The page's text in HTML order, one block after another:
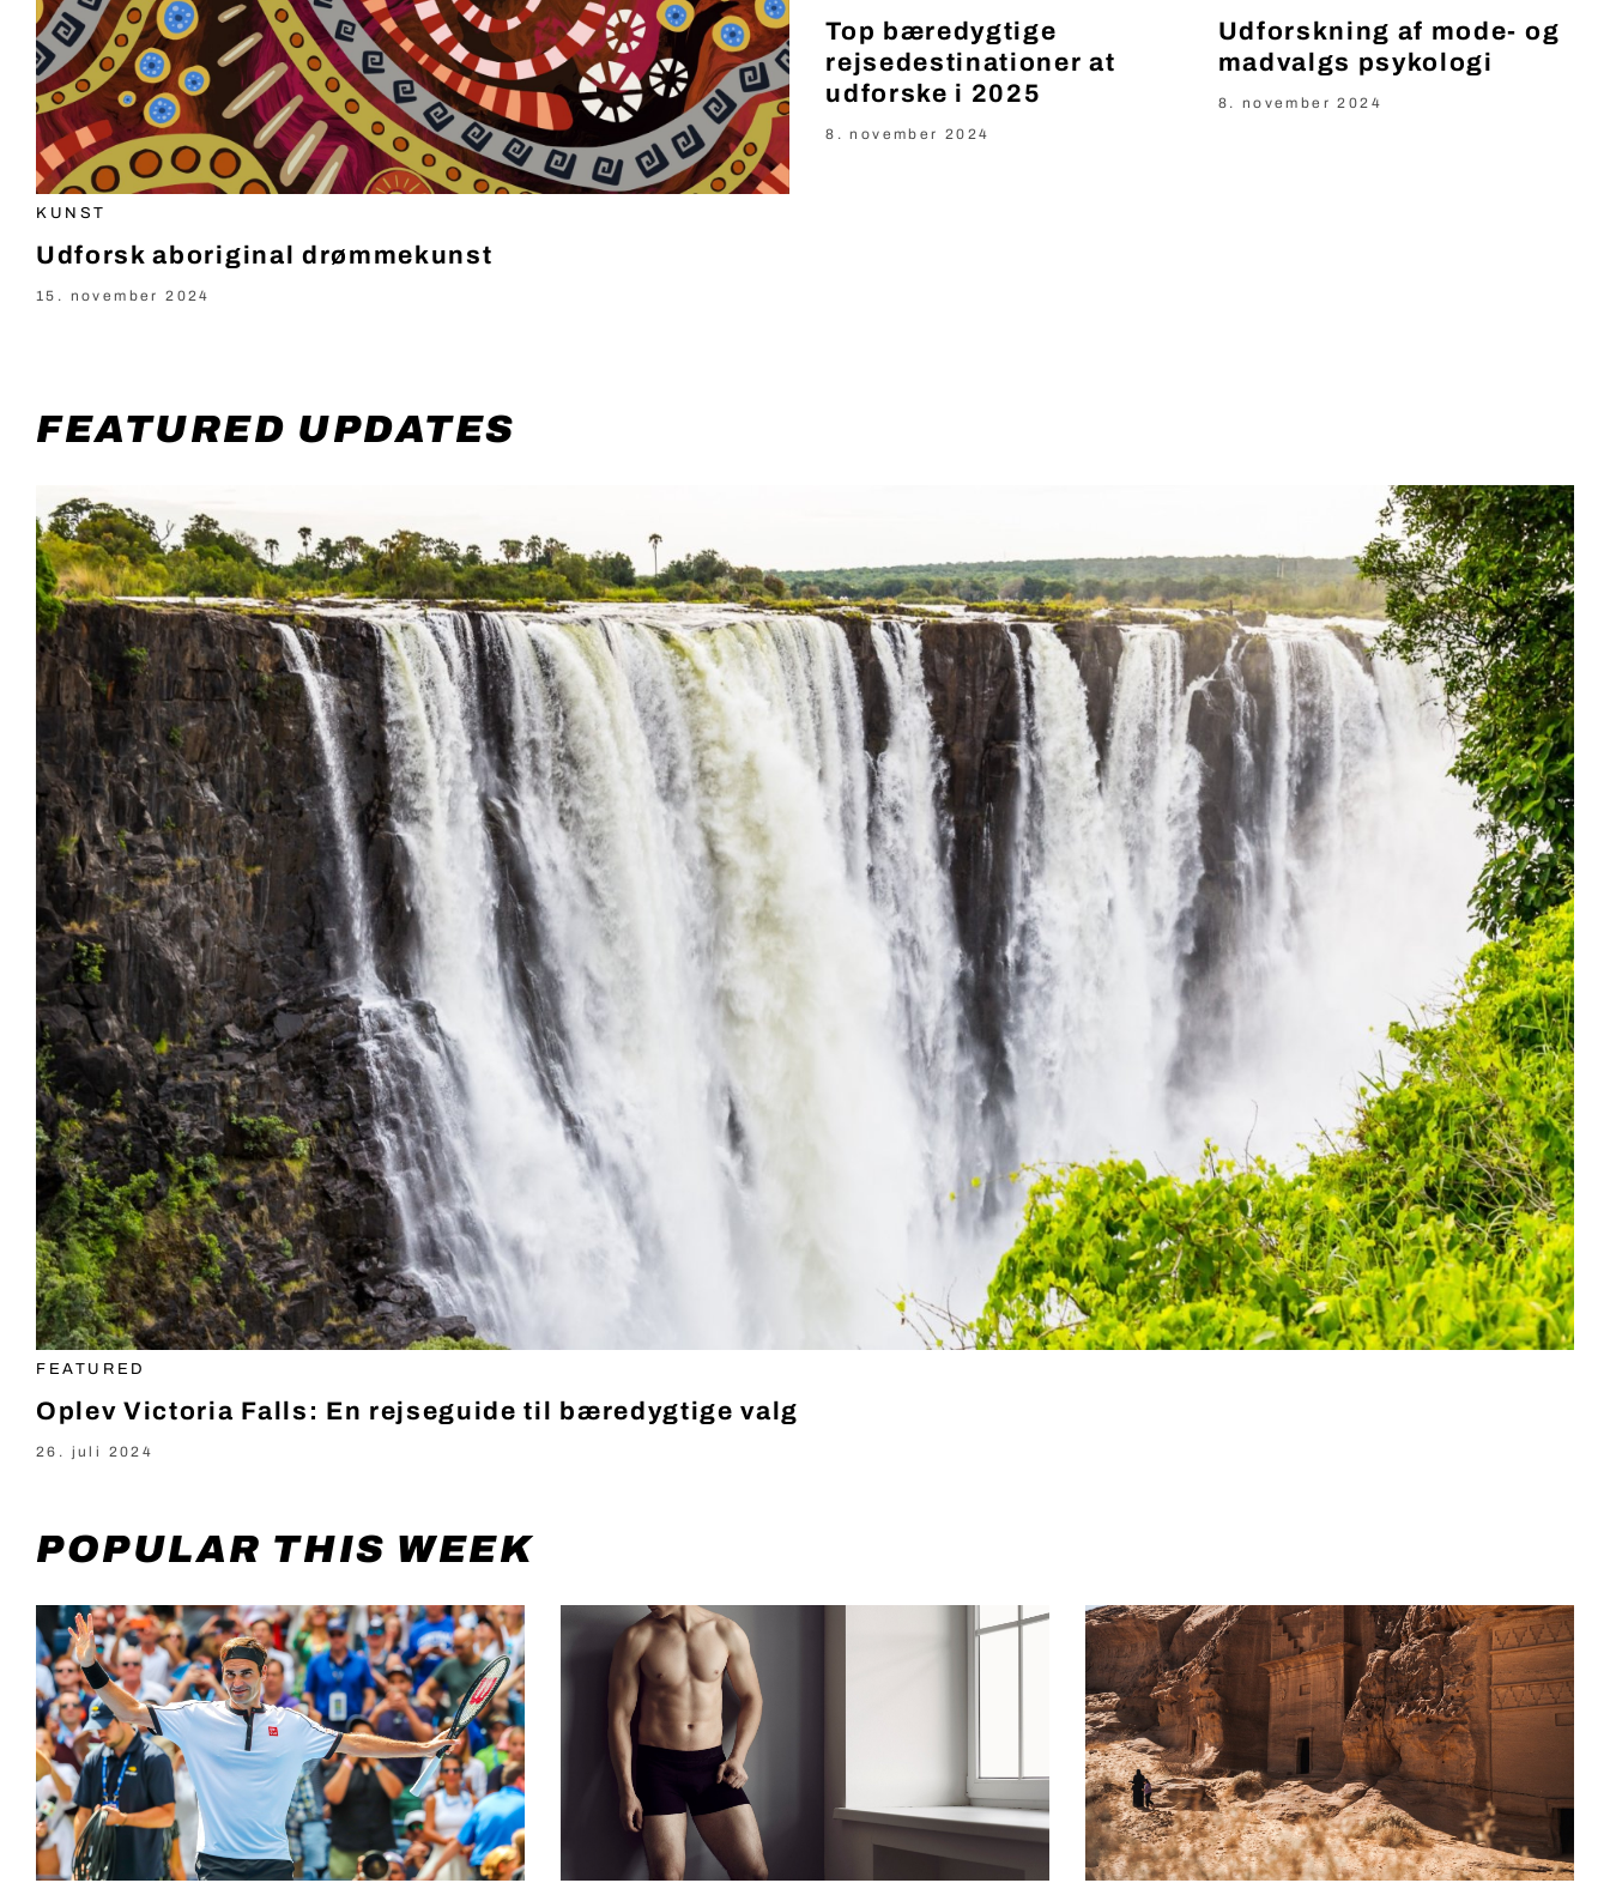
KUNST
Udforsk aboriginal drømmekunst
15. november 2024
Top bæredygtige
rejsedestinationer at
udforske i 2025
8. november 2024
Udforskning af mode- og
madvalgs psykologi
8. november 2024
FEATURED UPDATES
FEATURED
Oplev Victoria Falls: En rejseguide til bæredygtige valg
26. juli 2024
POPULAR THIS WEEK